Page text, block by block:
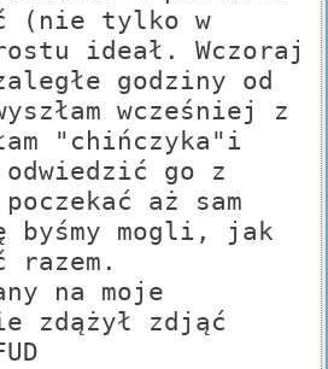
(nie tylko w
ideał. Wczoraj
godziny od
wcześniej z
"chińczyka"i
odwiedzić go z
aż sam
byśmy mogli, jak
razem.
na moje
zdążył zdjąć